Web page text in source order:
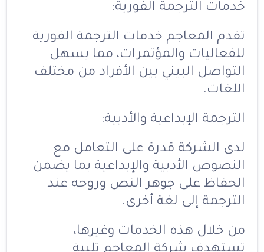
خدمات الترجمة الفورية:
تقدم المعاجم خدمات الترجمة الفورية
للفعاليات والمؤتمرات، مما يسهل
التواصل البيني بين الأفراد من مختلف
اللغات.
الترجمة الإبداعية والأدبية:
لدى الشركة قدرة على التعامل مع
النصوص الأدبية والإبداعية بما يضمن
الحفاظ على جوهر النص وروحه عند
الترجمة إلى لغة أخرى.
من خلال هذه الخدمات وغيرها،